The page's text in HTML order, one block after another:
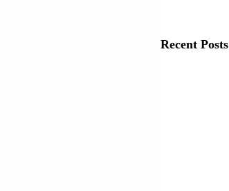
Recent Posts